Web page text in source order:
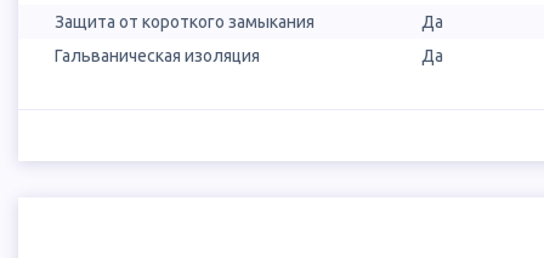
Защита от короткого замыкания
Да
Гальваническая изоляция
Да